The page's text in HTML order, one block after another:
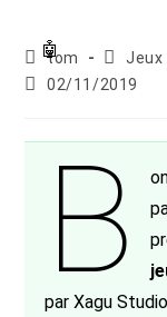
Auteur/autrice
de
tom
Post
category:
Jeux
Publication
02/11/2019
B
par Xagu